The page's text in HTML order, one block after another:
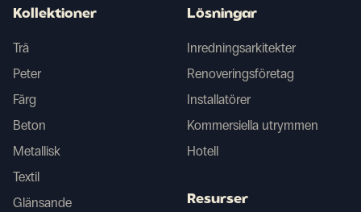
Kollektioner
Trä
Peter
Färg
Beton
Metallisk
Textil
Glänsande
Lösningar
Inredningsarkitekter
Renoveringsföretag
Installatörer
Kommersiella utrymmen
Hotell
Resurser